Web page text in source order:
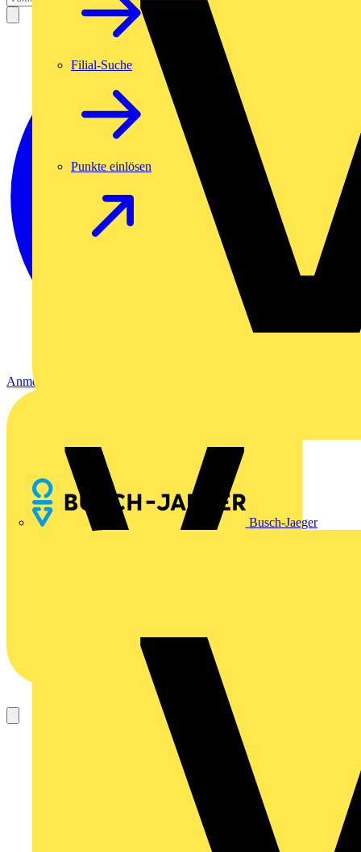
Busch-Jaeger
Filial-Suche
Punkte einlösen
Anmelden